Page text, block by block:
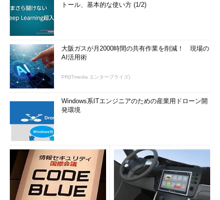
トール、基本的な使い方 (1/2)
大阪ガスが月2000時間の共有作業を削減！ 現場の
AI活用術
PR(ITmedia エンタープライズ)
Windows系ITエンジニアのための産業用ドローン開
発環境